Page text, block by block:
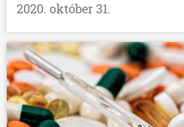
2020. október 31.